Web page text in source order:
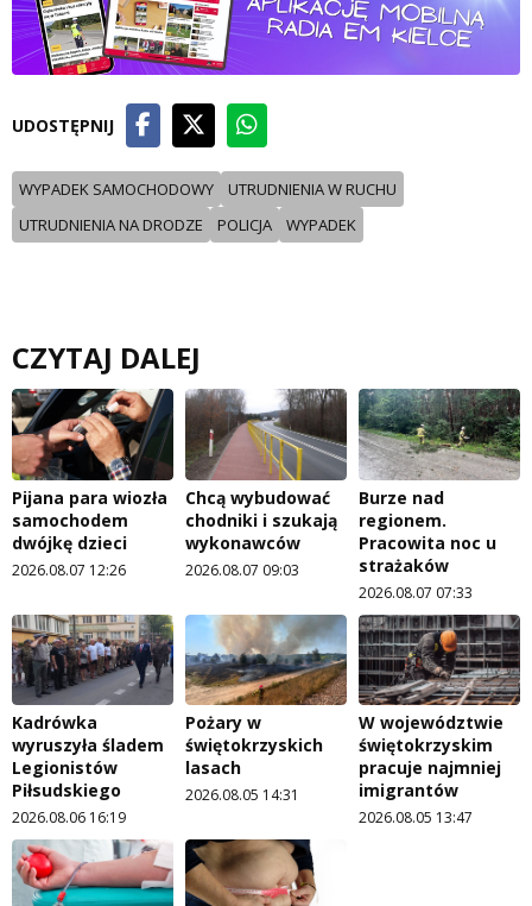
UDOSTĘPNIJ
WYPADEK SAMOCHODOWY
UTRUDNIENIA W RUCHU
UTRUDNIENIA NA DRODZE
POLICJA WYPADEK
CZYTAJ DALEJ
Pijana para wiozła
samochodem
dwójkę dzieci
2026.08.07 12:26
Chcą wybudować
chodniki i szukają
wykonawców
2026.08.07 09:03
Burze nad
regionem.
Pracowita noc u
strażaków
2026.08.07 07:33
Kadrówka
wyruszyła śladem
Legionistów
Piłsudskiego
2026.08.06 16:19
Pożary w
świętokrzyskich
lasach
2026.08.05 14:31
W województwie
świętokrzyskim
pracuje najmniej
imigrantów
2026.08.05 13:47